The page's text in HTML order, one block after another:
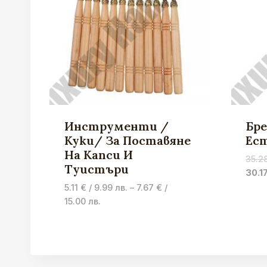
Инструменти /
Куки/ За Поставяне
На Капси И
Туистъри
5.11 € / 9.99 лв. – 7.67 € /
15.00 лв.Price
30.17